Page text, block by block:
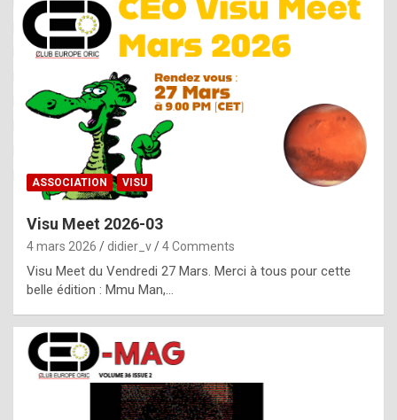
n
e
R
o
p
l
c
h
i
ASSOCIATION VISU
Visu Meet 2026-03
4 mars 2026 didier_v 4 Comments
Visu Meet du Vendredi 27 Mars. Merci à tous pour cette
belle édition : Mmu Man,…